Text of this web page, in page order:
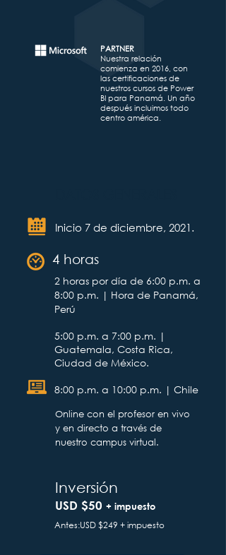
PARTNER
Nuestra relación
comienza en 2016, con
las certificaciones de
nuestros cursos de Power
BI para Panamá. Un año
después incluimos todo
centro américa.
Inicio 7 de diciembre, 2021.
4 horas
2 horas por día de 6:00 p.m. a
8:00 p.m. | Hora de Panamá,
Perú
5:00 p.m. a 7:00 p.m. |
Guatemala, Costa Rica,
Ciudad de México.
8:00 p.m. a 10:00 p.m. | Chile
Online con el profesor en vivo
y en directo a través de
nuestro campus virtual.
Inversión
USD $50 + impuesto
Antes:USD $249 + impuesto